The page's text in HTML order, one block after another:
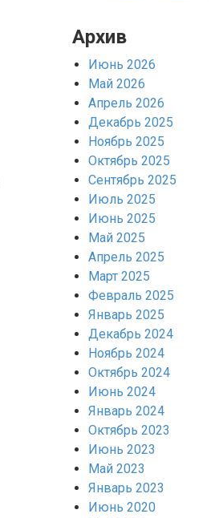
Архив
Июнь 2026
Май 2026
Апрель 2026
Декабрь 2025
Ноябрь 2025
Октябрь 2025
Сентябрь 2025
Июль 2025
Июнь 2025
Май 2025
Апрель 2025
Март 2025
Февраль 2025
Январь 2025
Декабрь 2024
Ноябрь 2024
Октябрь 2024
Июнь 2024
Январь 2024
Октябрь 2023
Июнь 2023
Май 2023
Январь 2023
Июнь 2020